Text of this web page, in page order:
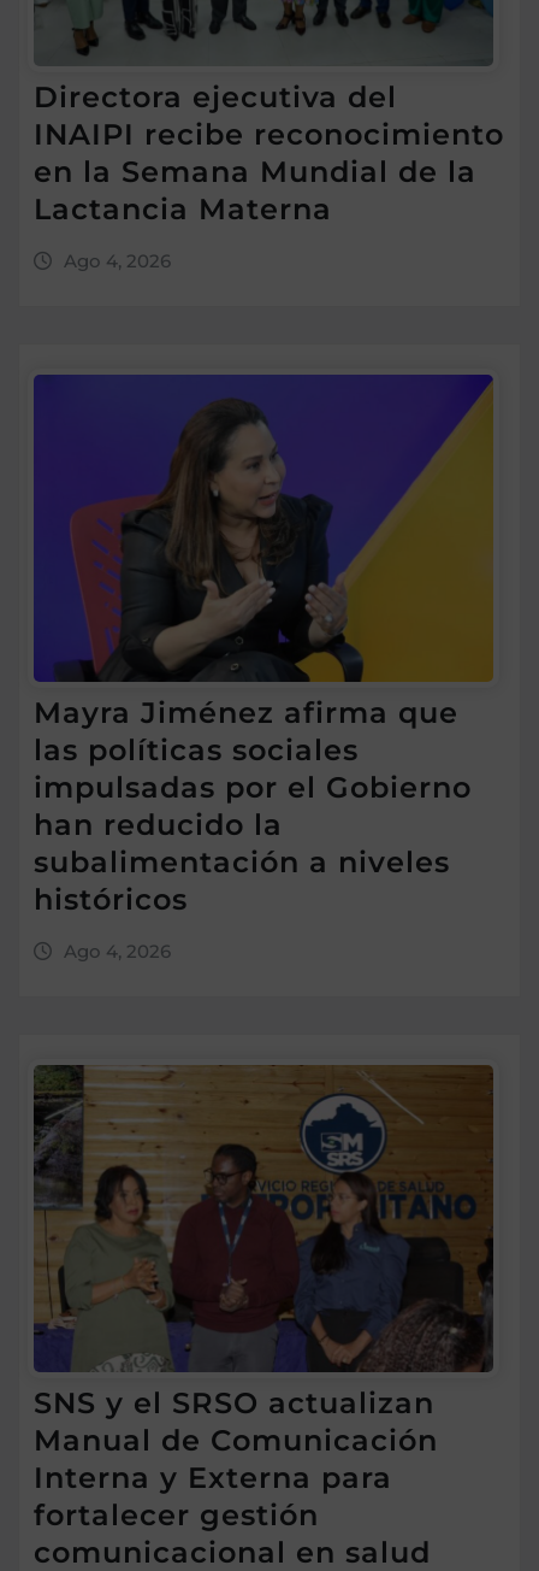
Directora ejecutiva del
INAIPI recibe reconocimiento
en la Semana Mundial de la
Lactancia Materna
Ago 4, 2026
Mayra Jiménez afirma que
las políticas sociales
impulsadas por el Gobierno
han reducido la
subalimentación a niveles
históricos
Ago 4, 2026
SNS y el SRSO actualizan
Manual de Comunicación
Interna y Externa para
fortalecer gestión
comunicacional en salud